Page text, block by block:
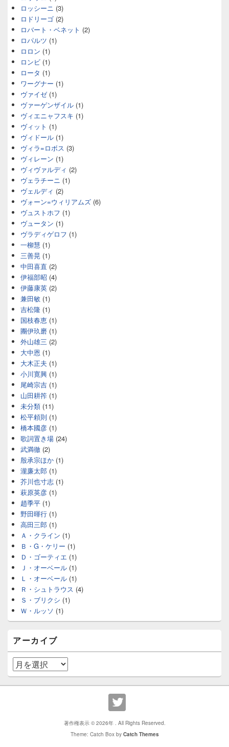
ロッシーニ (3)
ロドリーゴ (2)
ロバート・ベネット (2)
ロパルツ (1)
ロロン (1)
ロンビ (1)
ロータ (1)
ワーグナー (1)
ヴァイゼ(1)
ヴァーゲンザイル (1)
ヴィエニャフスキ (1)
ヴィット (1)
ヴィドール (1)
ヴィラ=ロボス (3)
ヴィレーン (1)
ヴィヴァルディ (2)
ヴェラチーニ (1)
ヴェルディ (2)
ヴォーン=ウィリアムズ (6)
ヴュストホフ (1)
ヴュータン (1)
ヴラディゲロフ (1)
一柳慧 (1)
三善晃 (1)
中田喜直 (2)
伊福部昭 (4)
伊藤康英 (2)
兼田敏 (1)
吉松隆 (1)
国枝春恵 (1)
團伊玖磨 (1)
外山雄三 (2)
大中恩 (1)
大木正夫 (1)
小川寛興 (1)
尾崎宗吉 (1)
山田耕筰 (1)
未分類 (11)
松平頼則 (1)
橋本國彦 (1)
歌詞置き場 (24)
武満徹 (2)
殷承宗ほか (1)
瀧廉太郎 (1)
芥川也寸志 (1)
萩原英彦 (1)
趙季平 (1)
野田暉行 (1)
高田三郎 (1)
Ａ・クライン (1)
Ｂ・G・ケリー (1)
Ｄ・ゴーティエ (1)
Ｊ・オーベール (1)
Ｌ・オーベール (1)
Ｒ・シュトラウス (4)
Ｓ・ブリクシ (1)
Ｗ・ルッソ (1)
アーカイブ
ア
ー
カ
著作権表示 © 2026年 . All Rights Reserved.
Theme: Catch Box by Catch Themes